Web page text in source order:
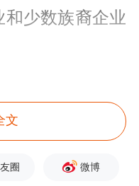
少数族裔企业
般崇拜他们，
特和查理像大
，他1993年初
DQ冰淇淋店前
文
圈 微博